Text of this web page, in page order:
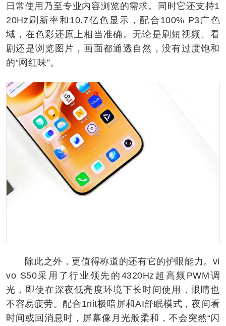
日常使用乃至专业内容浏览的需求。同时它还支持1
20Hz刷新率和10.7亿色显示，配合100% P3广色
域，在色彩还原上相当准确。无论是刷短视频、看
剧还是浏览图片，画面都通透自然，没有过度饱和
的“网红味”。
除此之外，更值得称道的还有它的护眼能力。vi
vo S50采用了行业领先的4320Hz超高频PWM调
光，即使在深夜低亮度环境下长时间使用，眼睛也
不容易疲劳。配合1nit极暗屏和AI舒眠模式，夜间看
时间或回消息时，屏幕像月光般柔和，不会突然“闪